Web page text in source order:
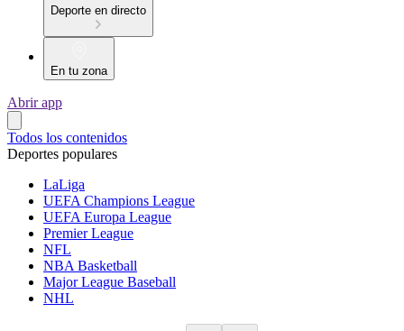
Deporte en directo
En tu zona
Abrir app
Todos los contenidos
Deportes populares
LaLiga
UEFA Champions League
UEFA Europa League
Premier League
NFL
NBA Basketball
Major League Baseball
NHL